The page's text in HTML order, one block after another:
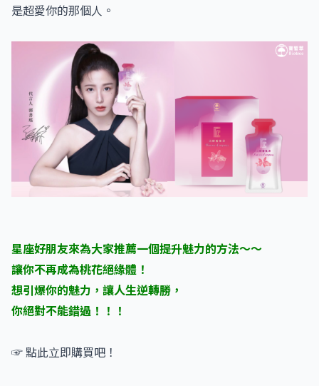
是超愛你的那個人。
星座好朋友來為大家推薦一個提升魅力的方法～～
讓你不再成為桃花絕緣體！
想引爆你的魅力，讓人生逆轉勝，
你絕對不能錯過！！！
☞ 點此立即購買吧！